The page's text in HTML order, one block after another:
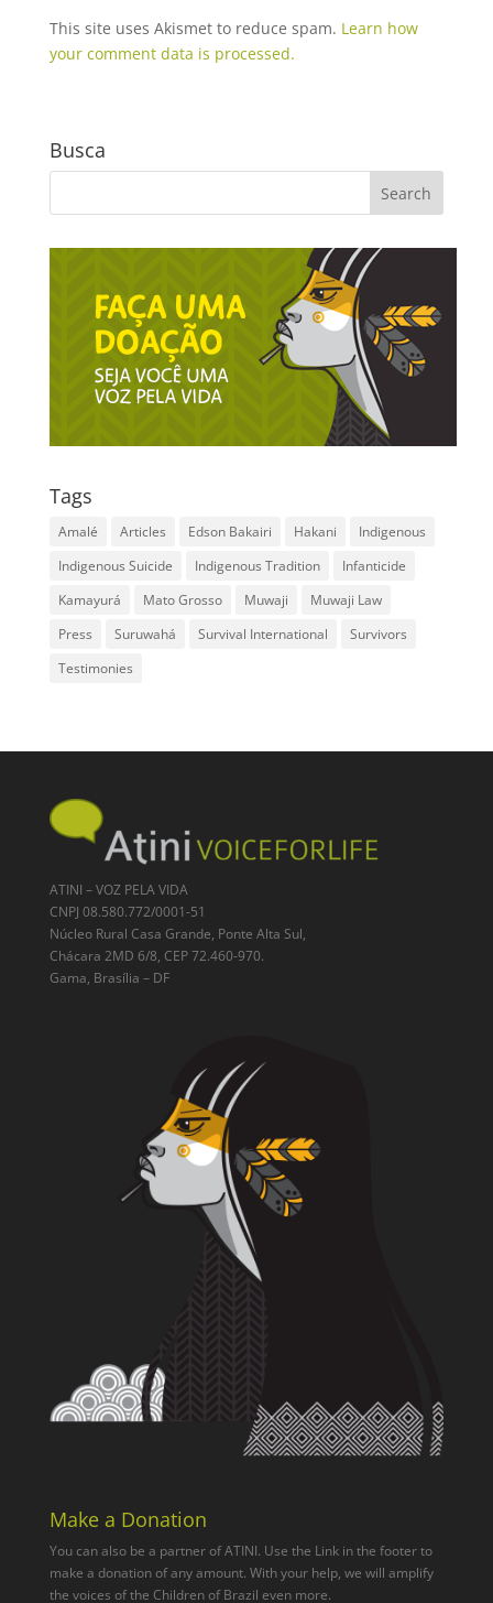
This site uses Akismet to reduce spam. Learn how
your comment data is processed.
Busca
Tags
Amalé Articles Edson Bakairi Hakani
Indigenous
Indigenous Suicide
Indigenous Tradition
Infanticide
Kamayurá
Mato Grosso Muwaji
Muwaji Law
Press
Suruwahá Survival International
Survivors
Testimonies
ATINI – VOZ PELA VIDA
CNPJ 08.580.772/0001-51
Núcleo Rural Casa Grande, Ponte Alta Sul,
Chácara 2MD 6/8, CEP 72.460-970.
Gama, Brasília – DF
Make a Donation
You can also be a partner of ATINI. Use the Link in the footer to
make a donation of any amount. With your help, we will amplify
the voices of the Children of Brazil even more.